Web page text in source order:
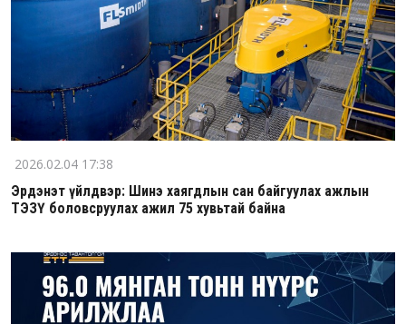
2026.02.04 17:38
Эрдэнэт үйлдвэр: Шинэ хаягдлын сан байгуулах ажлын
ТЭЗҮ боловсруулах ажил 75 хувьтай байна